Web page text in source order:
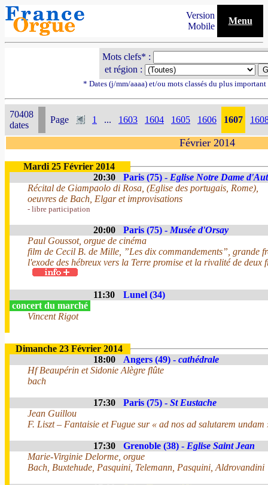
Version
Mobile
Menu
Mots clefs* :
et région :
* Dates (j/mm/aaaa) et/ou mots classés du plus
70408
dates
Page 1 ... 1603 1604 1605 1606 1607
Février 2014
Mardi 25 Février 2014
20:30
Paris (75) - Eglise Notre Dame
Récital de Giampaolo di Rosa, (Eglise des portugais, Rome),
oeuvres de Bach, Elgar et improvisations
- libre participation
20:00 Paris (75) - Musée d'Orsay
Paul Goussot, orgue de cinéma
film de Cecil B. de Mille, ”Les dix commandements”, grande
l'exode des hébreux vers la Terre promise et la rivalité de deux
11:30
Lunel (34)
concert du marché
Vincent Rigot
Dimanche 23 Février 2014
18:00
Angers (49) - cathédrale
Hf Beaupérin et Sidonie Alègre flûte
bach
17:30 Paris (75) - St Eustache
Jean Guillou
F. Liszt – Fantaisie et Fugue sur « ad nos ad salutarem undam
17:30 Grenoble (38) - Eglise Saint Jean
Marie-Virginie Delorme, orgue
Bach, Buxtehude, Pasquini, Telemann, Pasquini, Aldrovandini